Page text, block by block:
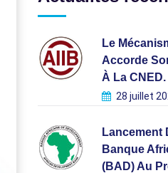
Le
Accorde
À La CNED.
28 juillet
Lancement
Banque
(BAD) Au